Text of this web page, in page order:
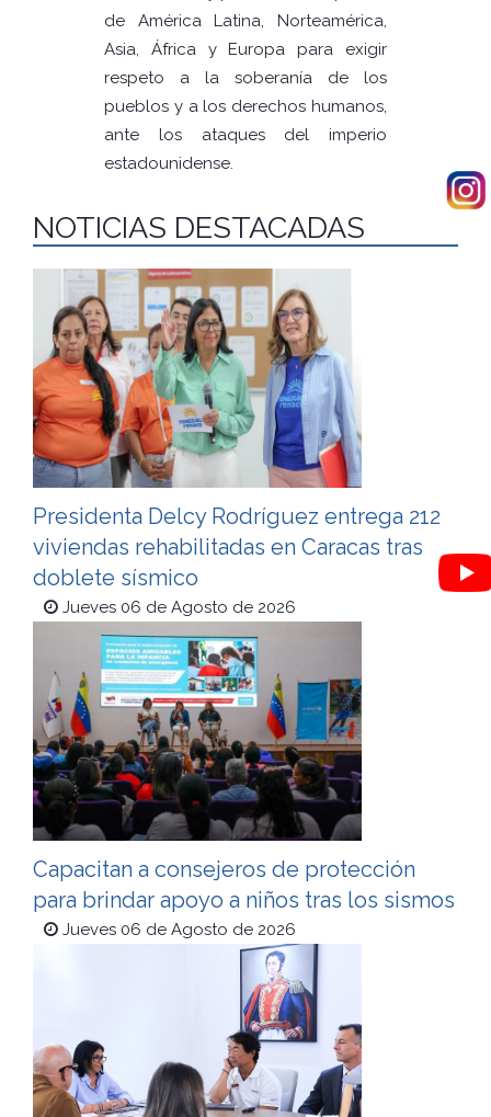
de América Latina, Norteamérica,
Asia, África y Europa para exigir
respeto a la soberanía de los
pueblos y a los derechos humanos,
ante los ataques del imperio
estadounidense.
NOTICIAS DESTACADAS
Presidenta Delcy Rodríguez entrega 212
viviendas rehabilitadas en Caracas tras
doblete sísmico
Jueves 06 de Agosto de 2026
Capacitan a consejeros de protección
para brindar apoyo a niños tras los sismos
Jueves 06 de Agosto de 2026